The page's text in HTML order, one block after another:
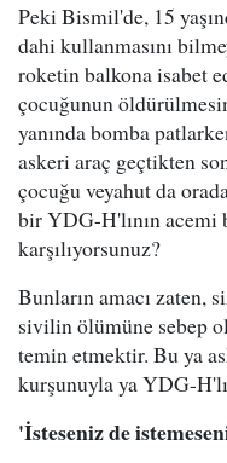
Peki Bismil'de, 15
dahi kullanmasını
roketin balkona isabet
çocuğunun
yanında bomba
askeri araç geçtikten
çocuğu veyahut da
bir YDG-H'lının acemi
karşılıyorsunuz?
Bunların amacı zaten,
sivilin ölümüne sebep
temin etmektir. Bu ya
kurşunuyla ya YDG-
'İsteseniz de